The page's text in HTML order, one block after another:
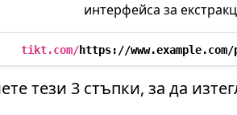
интерфейса за
tikt.com/https://
тези 3 стъпки, за да